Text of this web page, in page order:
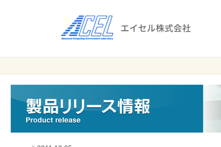
株式会社
の
効
セ
株
式
会
社